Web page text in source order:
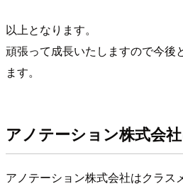
以上となります。
頑張って成長いたしますので今後
ます。
アノテーション株式会
アノテーション株式会社はクラス